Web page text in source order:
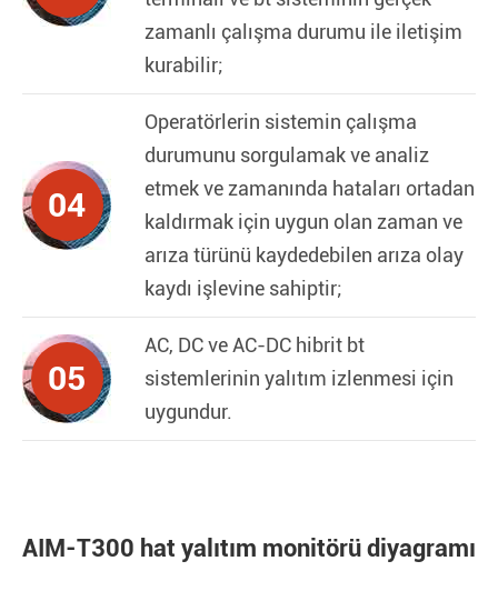
zamanlı çalışma durumu ile iletişim
kurabilir;
04
Operatörlerin sistemin çalışma
durumunu sorgulamak ve analiz
etmek ve zamanında hataları ortadan
kaldırmak için uygun olan zaman ve
arıza türünü kaydedebilen arıza olay
kaydı işlevine sahiptir;
05
AC, DC ve AC-DC hibrit bt
sistemlerinin yalıtım izlenmesi için
uygundur.
AIM-T300 hat yalıtım monitörü diyagramı